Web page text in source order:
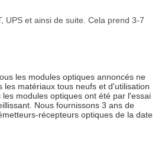
UPS et ainsi de suite. Cela prend 3-7
les modules optiques annoncés ne
les matériaux tous neufs et d'utilisation
modules optiques ont été par l'essai
Nous fournissons 3 ans de
récepteurs optiques de la date